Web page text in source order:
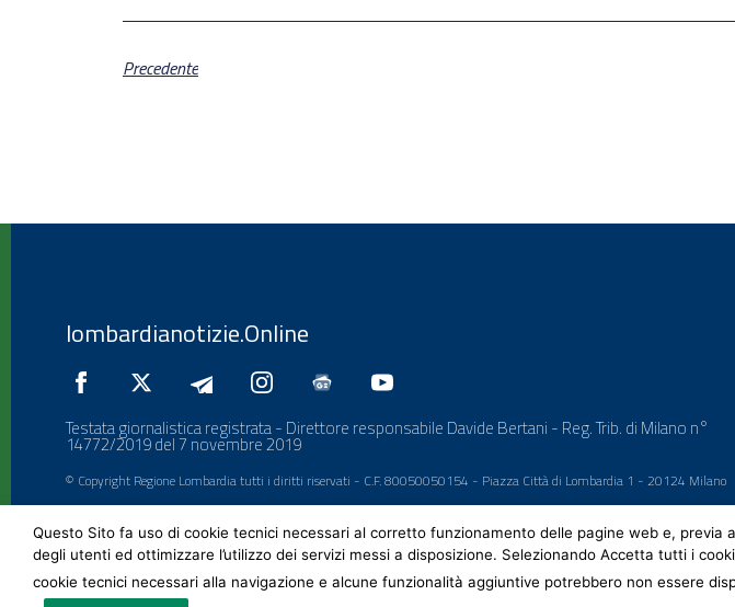
Precedente
lombardianotizie.Online
Testata giornalistica registrata - Direttore responsabile Davide Bertani - Reg. Trib. di Milano n°
14772/2019 del 7 novembre 2019
© Copyright Regione Lombardia tutti i diritti riservati - C.F. 80050050154 - Piazza Città di Lombardia 1 - 20124 Milano
Questo Sito fa uso di cookie tecnici necessari al corretto funzionamento delle pagine web e, previa
degli utenti ed ottimizzare l’utilizzo dei servizi messi a disposizione. Selezionando Accetta tutti i
cookie tecnici necessari alla navigazione e alcune funzionalità aggiuntive potrebbero non essere